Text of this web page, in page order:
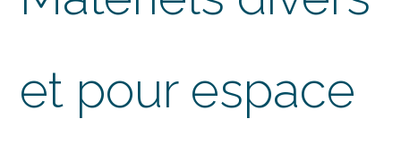
et pour espace